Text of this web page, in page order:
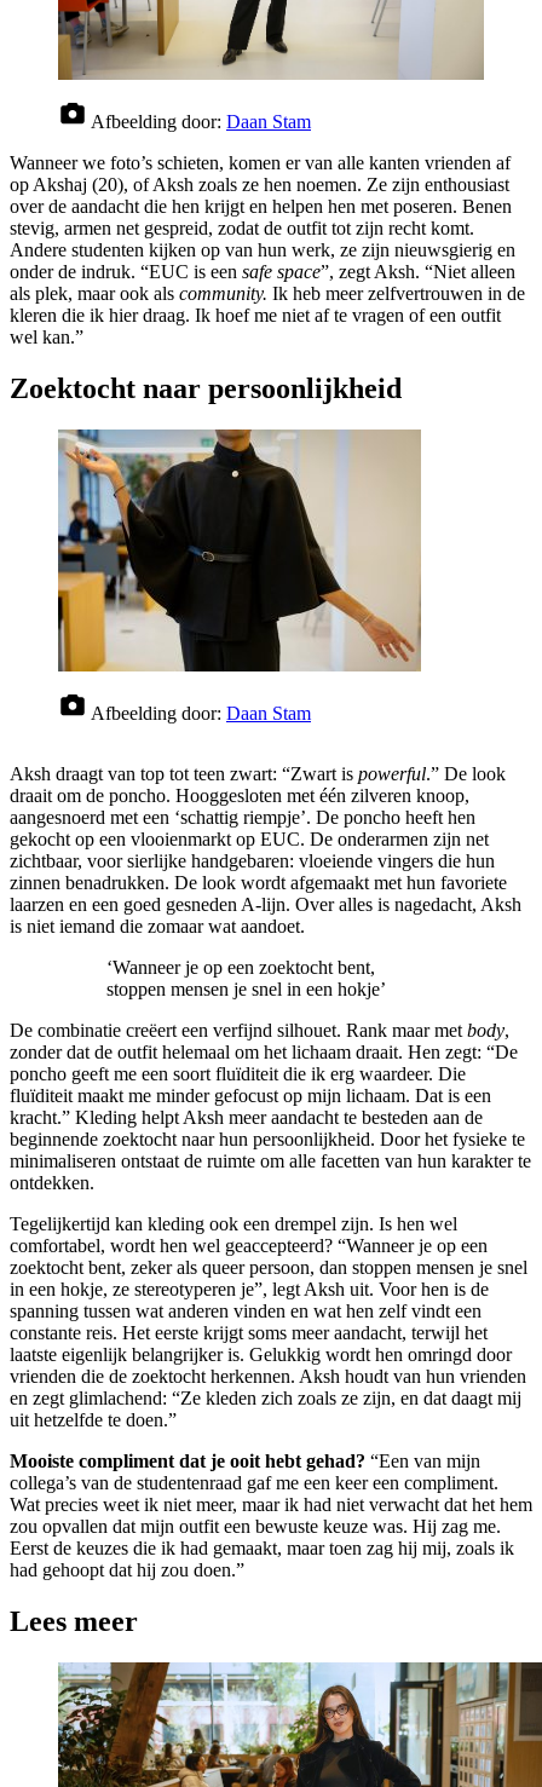
Afbeelding door: Daan Stam
Wanneer we foto’s schieten, komen er van alle kanten vrienden af
op Akshaj (20), of Aksh zoals ze hen noemen. Ze zijn enthousiast
over de aandacht die hen krijgt en helpen hen met poseren. Benen
stevig, armen net gespreid, zodat de outfit tot zijn recht komt.
Andere studenten kijken op van hun werk, ze zijn nieuwsgierig en
onder de indruk. “EUC is een safe space”, zegt Aksh. “Niet alleen
als plek, maar ook als community. Ik heb meer zelfvertrouwen in de
kleren die ik hier draag. Ik hoef me niet af te vragen of een outfit
wel kan.”
Zoektocht naar persoonlijkheid
Afbeelding door: Daan Stam
Aksh draagt van top tot teen zwart: “Zwart is powerful.” De look
draait om de poncho. Hooggesloten met één zilveren knoop,
aangesnoerd met een ‘schattig riempje’. De poncho heeft hen
gekocht op een vlooienmarkt op EUC. De onderarmen zijn net
zichtbaar, voor sierlijke handgebaren: vloeiende vingers die hun
zinnen benadrukken. De look wordt afgemaakt met hun favoriete
laarzen en een goed gesneden A-lijn. Over alles is nagedacht, Aksh
is niet iemand die zomaar wat aandoet.
‘Wanneer je op een zoektocht bent,
stoppen mensen je snel in een hokje’
De combinatie creëert een verfijnd silhouet. Rank maar met body,
zonder dat de outfit helemaal om het lichaam draait. Hen zegt: “De
poncho geeft me een soort fluïditeit die ik erg waardeer. Die
fluïditeit maakt me minder gefocust op mijn lichaam. Dat is een
kracht.” Kleding helpt Aksh meer aandacht te besteden aan de
beginnende zoektocht naar hun persoonlijkheid. Door het fysieke te
minimaliseren ontstaat de ruimte om alle facetten van hun karakter te
ontdekken.
Tegelijkertijd kan kleding ook een drempel zijn. Is hen wel
comfortabel, wordt hen wel geaccepteerd? “Wanneer je op een
zoektocht bent, zeker als queer persoon, dan stoppen mensen je snel
in een hokje, ze stereotyperen je”, legt Aksh uit. Voor hen is de
spanning tussen wat anderen vinden en wat hen zelf vindt een
constante reis. Het eerste krijgt soms meer aandacht, terwijl het
laatste eigenlijk belangrijker is. Gelukkig wordt hen omringd door
vrienden die de zoektocht herkennen. Aksh houdt van hun vrienden
en zegt glimlachend: “Ze kleden zich zoals ze zijn, en dat daagt mij
uit hetzelfde te doen.”
Mooiste compliment dat je ooit hebt gehad? “Een van mijn
collega’s van de studentenraad gaf me een keer een compliment.
Wat precies weet ik niet meer, maar ik had niet verwacht dat het hem
zou opvallen dat mijn outfit een bewuste keuze was. Hij zag me.
Eerst de keuzes die ik had gemaakt, maar toen zag hij mij, zoals ik
had gehoopt dat hij zou doen.”
Lees meer